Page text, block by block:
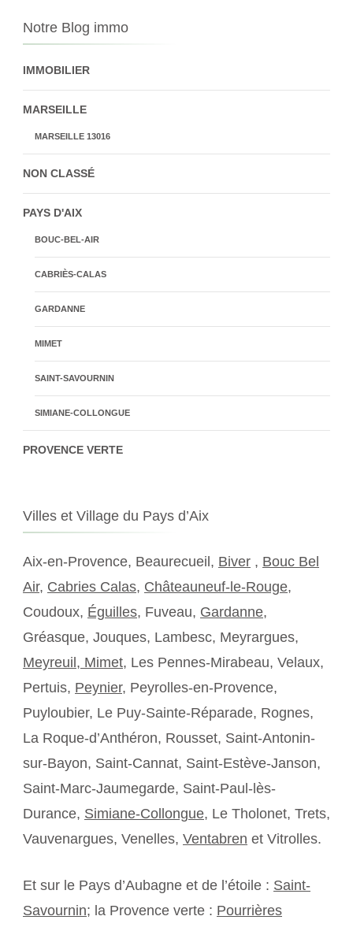
Notre Blog immo
IMMOBILIER
MARSEILLE
MARSEILLE 13016
NON CLASSÉ
PAYS D'AIX
BOUC-BEL-AIR
CABRIÈS-CALAS
GARDANNE
MIMET
SAINT-SAVOURNIN
SIMIANE-COLLONGUE
PROVENCE VERTE
Villes et Village du Pays d’Aix
Aix-en-Provence, Beaurecueil, Biver , Bouc Bel
Air, Cabries Calas, Châteauneuf-le-Rouge,
Coudoux, Éguilles, Fuveau, Gardanne,
Gréasque, Jouques, Lambesc, Meyrargues,
Meyreuil, Mimet, Les Pennes-Mirabeau, Velaux,
Pertuis, Peynier, Peyrolles-en-Provence,
Puyloubier, Le Puy-Sainte-Réparade, Rognes,
La Roque-d’Anthéron, Rousset, Saint-Antonin-
sur-Bayon, Saint-Cannat, Saint-Estève-Janson,
Saint-Marc-Jaumegarde, Saint-Paul-lès-
Durance, Simiane-Collongue, Le Tholonet, Trets,
Vauvenargues, Venelles, Ventabren et Vitrolles.
Et sur le Pays d’Aubagne et de l’étoile : Saint-
Savournin; la Provence verte : Pourrières